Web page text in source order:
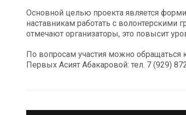
Основной целью проекта является
наставникам работать с волонтерскими
отмечают организаторы, это повысит
По вопросам участия можно обращаться
Первых Асият Абакаровой: тел. 7 (929)